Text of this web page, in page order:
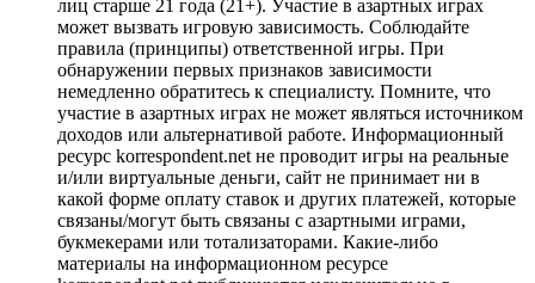
лиц старше 21 года (21+). Участие в азартных играх
может вызвать игровую зависимость. Соблюдайте
правила (принципы) ответственной игры. При
обнаружении первых признаков зависимости
немедленно обратитесь к специалисту. Помните, что
участие в азартных играх не может являться источником
доходов или альтернативой работе. Информационный
ресурс korrespondent.net не проводит игры на реальные
и/или виртуальные деньги, сайт не принимает ни в
какой форме оплату ставок и других платежей, которые
связаны/могут быть связаны с азартными играми,
букмекерами или тотализаторами. Какие-либо
материалы на информационном ресурсе